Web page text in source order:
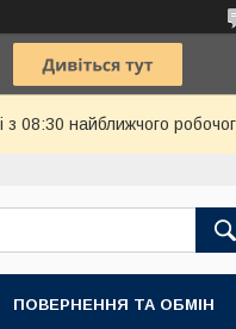
08:30 найближчого
ПОВЕРНЕННЯ ТА ОБМІН